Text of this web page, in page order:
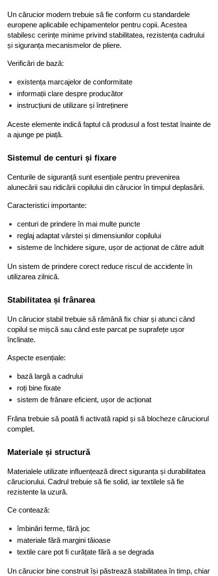
Un cărucior modern trebuie să fie conform cu standardele
europene aplicabile echipamentelor pentru copii. Acestea
stabilesc cerințe minime privind stabilitatea, rezistența cadrului
și siguranța mecanismelor de pliere.
Verificări de bază:
existența marcajelor de conformitate
informații clare despre producător
instrucțiuni de utilizare și întreținere
Aceste elemente indică faptul că produsul a fost testat înainte de
a ajunge pe piață.
Sistemul de centuri și fixare
Centurile de siguranță sunt esențiale pentru prevenirea
alunecării sau ridicării copilului din cărucior în timpul deplasării.
Caracteristici importante:
centuri de prindere în mai multe puncte
reglaj adaptat vârstei și dimensiunilor copilului
sisteme de închidere sigure, ușor de acționat de către adult
Un sistem de prindere corect reduce riscul de accidente în
utilizarea zilnică.
Stabilitatea și frânarea
Un cărucior stabil trebuie să rămână fix chiar și atunci când
copilul se mișcă sau când este parcat pe suprafețe ușor
înclinate.
Aspecte esențiale:
bază largă a cadrului
roți bine fixate
sistem de frânare eficient, ușor de acționat
Frâna trebuie să poată fi activată rapid și să blocheze căruciorul
complet.
Materiale și structură
Materialele utilizate influențează direct siguranța și durabilitatea
căruciorului. Cadrul trebuie să fie solid, iar textilele să fie
rezistente la uzură.
Ce contează:
îmbinări ferme, fără joc
materiale fără margini tăioase
textile care pot fi curățate fără a se degrada
Un cărucior bine construit își păstrează stabilitatea în timp, chiar